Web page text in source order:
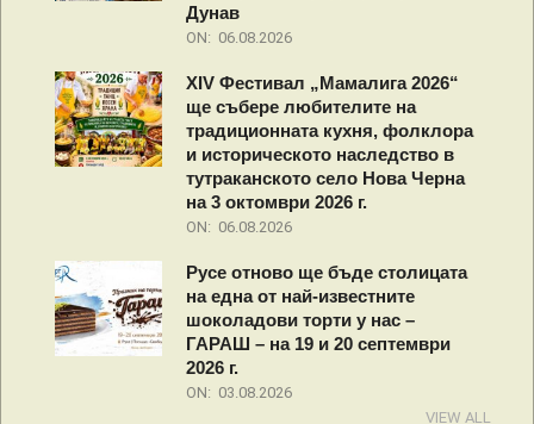
Дунав
ON: 06.08.2026
XIV Фестивал „Мамалига 2026“
ще събере любителите на
традиционната кухня, фолклора
и историческото наследство в
тутраканското село Нова Черна
на 3 октомври 2026 г.
ON: 06.08.2026
Русе отново ще бъде столицата
на една от най-известните
шоколадови торти у нас –
ГАРАШ – на 19 и 20 септември
2026 г.
ON: 03.08.2026
VIEW ALL